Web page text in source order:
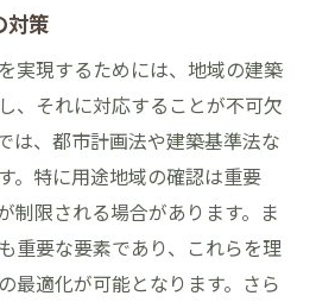
対策
実現するためには、地域の建築
、それに対応することが不可欠
は、都市計画法や建築基準法な
。特に用途地域の確認は重要
制限される場合があります。ま
重要な要素であり、これらを理
最適化が可能となります。さら